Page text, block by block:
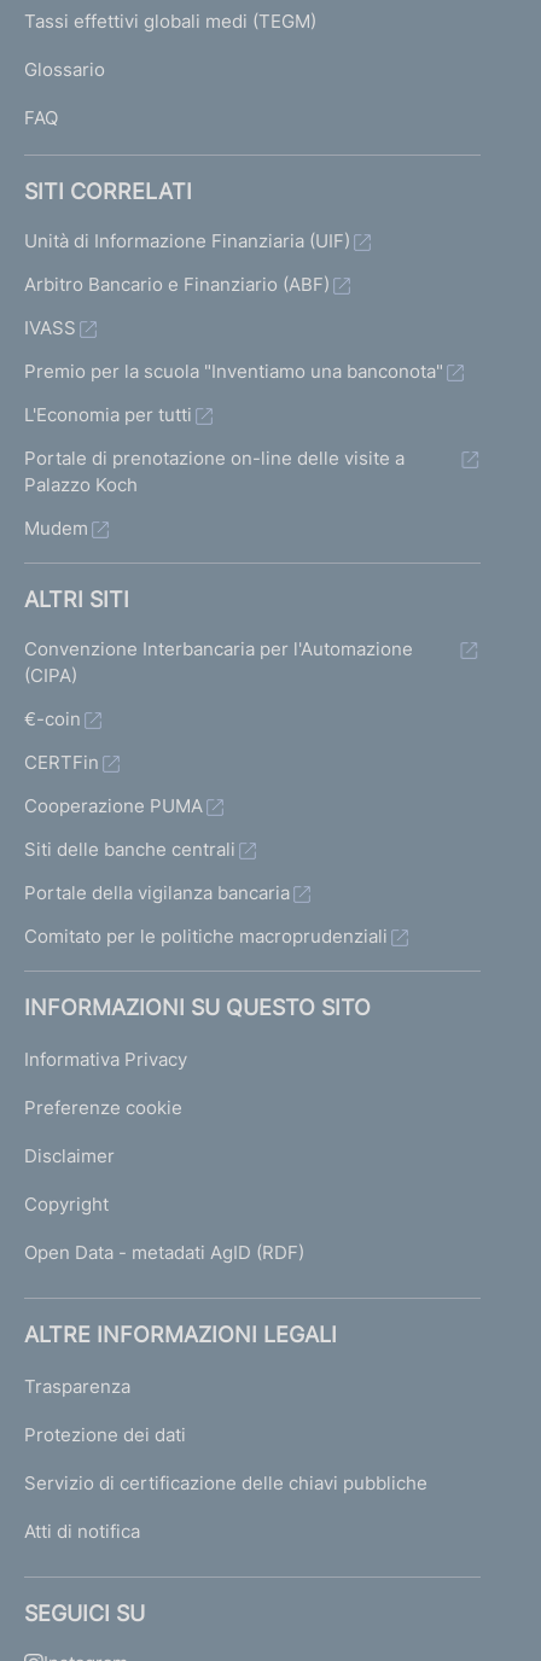
I
I
Tassi effettivi globali medi (TEGM)
Glossario
FAQ
SITI CORRELATI
Unità di Informazione Finanziaria (UIF)
Arbitro Bancario e Finanziario (ABF)
IVASS
Premio per la scuola "Inventiamo una banconota"
L'Economia per tutti
Portale di prenotazione on-line delle visite a
Palazzo Koch
Mudem
ALTRI SITI
Convenzione Interbancaria per l'Automazione
(CIPA)
€-coin
CERTFin
Cooperazione PUMA
Siti delle banche centrali
Portale della vigilanza bancaria
Comitato per le politiche macroprudenziali
INFORMAZIONI SU QUESTO SITO
Informativa Privacy
Preferenze cookie
Disclaimer
Copyright
Open Data - metadati AgID (RDF)
ALTRE INFORMAZIONI LEGALI
Trasparenza
Protezione dei dati
Servizio di certificazione delle chiavi pubbliche
Atti di notifica
SEGUICI SU